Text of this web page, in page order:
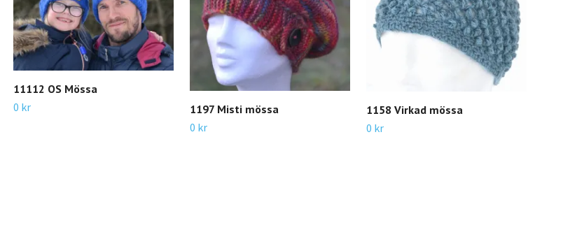
11112 OS Mössa
0 kr
1197 Misti mössa
0 kr
1158 Virkad mössa
0 kr